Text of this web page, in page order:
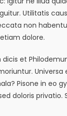
Utilitatis
non
dolore.
dicis et
Pisone in eo
doloris